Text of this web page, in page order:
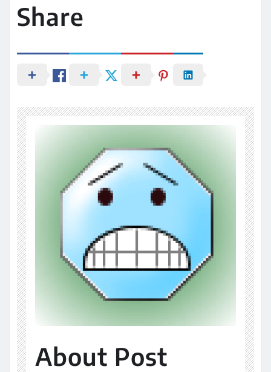
Share
About Post